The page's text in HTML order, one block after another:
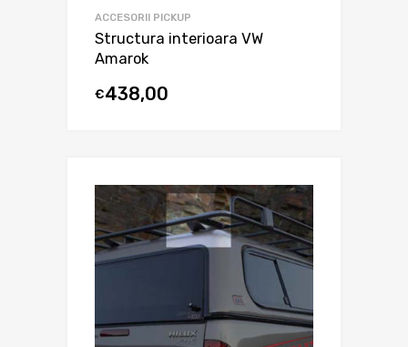
ACCESORII PICKUP
Structura interioara VW
Amarok
€438,00